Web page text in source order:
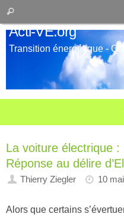
Passer
au
contenu
pour
:
Rechercher
Acti-VE.org
Transition énergétique -
La voiture électrique
Réponse au délire
Thierry Ziegler 10
Alors que certains